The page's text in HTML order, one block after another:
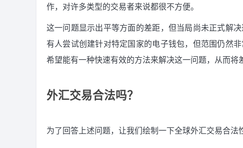
作，对许多类型的交易者来说都很不方便。
这一问题显示出平等方面的差距，但当局尚未正式解
有人尝试创建针对特定国家的电子钱包，但范围仍然
希望能有一种快速有效的方法来解决这一问题，从而将
外汇交易合法吗？
为了回答上述问题，让我们绘制一下全球外汇交易合法